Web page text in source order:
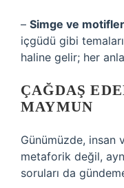
– Simge ve
içgüdü gibi
haline gelir; her
ÇAĞDAŞ
MAYMUN
Günümüzde, insan
metaforik değil,
soruları da